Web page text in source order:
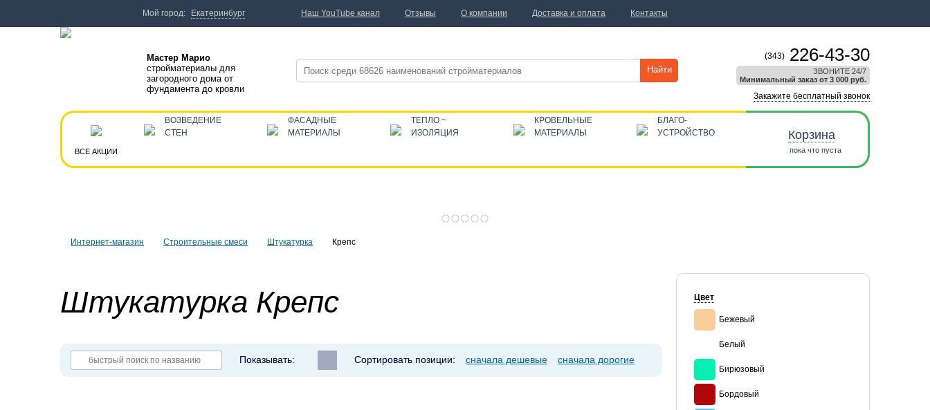
Интернет-магазин Строительные смеси Штукатурка Крепс
Цвет
Бежевый
Белый
Бирюзовый
Бордовый
Штукатурка Крепс
Показывать: Сортировать позиции: сначала дешевые сначала дорогие
Мастер Марио
стройматериалы для
загородного дома от
фундамента до кровли
Найти
(343) 226-43-30
ЗВОНИТЕ 24/7
Минимальный заказ от 3 000 руб.
Закажите бесплатный звонок
ВСЕ АКЦИИ
ВОЗВЕДЕНИЕ
СТЕН
ФАСАДНЫЕ
МАТЕРИАЛЫ
ТЕПЛО ~
ИЗОЛЯЦИЯ
КРОВЕЛЬНЫЕ
МАТЕРИАЛЫ
БЛАГО-
УСТРОЙСТВО
Корзина
пока что пуста
Мой город: Екатеринбург Наш YouTube канал Отзывы О компании Доставка и оплата Контакты